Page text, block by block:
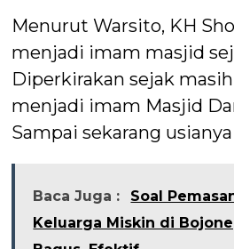
Menurut Warsito, KH
menjadi imam masjid
Diperkirakan sejak
menjadi imam Masjid
Sampai sekarang
Baca Juga :
Soal
Keluarga Miskin di